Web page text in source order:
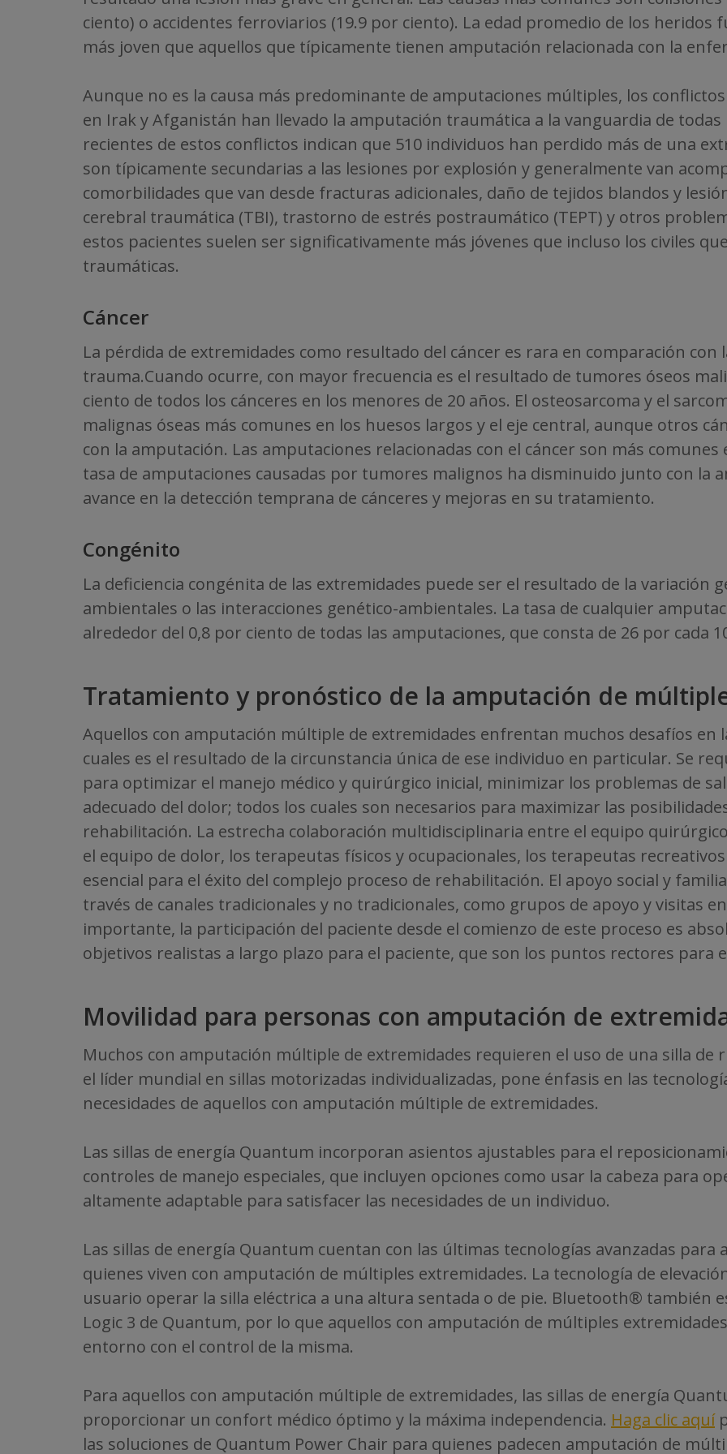
ciento) o accidentes ferroviarios (19.9 por ciento). La edad promedio de los heridos
más joven que aquellos que típicamente tienen amputación relacionada con la
Aunque no es la causa más predominante de amputaciones múltiples, los
en Irak y Afganistán han llevado la amputación traumática a la vanguardia de
recientes de estos conflictos indican que 510 individuos han perdido más de una
son típicamente secundarias a las lesiones por explosión y generalmente van
comorbilidades que van desde fracturas adicionales, daño de tejidos blandos y
cerebral traumática (TBI), trastorno de estrés postraumático (TEPT) y otros
estos pacientes suelen ser significativamente más jóvenes que incluso los civiles
traumáticas.
Cáncer
La pérdida de extremidades como resultado del cáncer es rara en comparación con
trauma.Cuando ocurre, con mayor frecuencia es el resultado de tumores óseos
ciento de todos los cánceres en los menores de 20 años. El osteosarcoma y el
malignas óseas más comunes en los huesos largos y el eje central, aunque otros
con la amputación. Las amputaciones relacionadas con el cáncer son más
tasa de amputaciones causadas por tumores malignos ha disminuido junto con la
avance en la detección temprana de cánceres y mejoras en su tratamiento.
Congénito
La deficiencia congénita de las extremidades puede ser el resultado de la variación
ambientales o las interacciones genético-ambientales. La tasa de cualquier
alrededor del 0,8 por ciento de todas las amputaciones, que consta de 26 por cada
Tratamiento y pronóstico de la amputación de
Aquellos con amputación múltiple de extremidades enfrentan muchos desafíos en
cuales es el resultado de la circunstancia única de ese individuo en particular. Se
para optimizar el manejo médico y quirúrgico inicial, minimizar los problemas de
adecuado del dolor; todos los cuales son necesarios para maximizar las
rehabilitación. La estrecha colaboración multidisciplinaria entre el equipo
el equipo de dolor, los terapeutas físicos y ocupacionales, los terapeutas
esencial para el éxito del complejo proceso de rehabilitación. El apoyo social y
través de canales tradicionales y no tradicionales, como grupos de apoyo y visitas
importante, la participación del paciente desde el comienzo de este proceso es
objetivos realistas a largo plazo para el paciente, que son los puntos rectores para
Movilidad para personas con amputación de
Muchos con amputación múltiple de extremidades requieren el uso de una silla de
el líder mundial en sillas motorizadas individualizadas, pone énfasis en las
necesidades de aquellos con amputación múltiple de extremidades.
Las sillas de energía Quantum incorporan asientos ajustables para el
controles de manejo especiales, que incluyen opciones como usar la cabeza para
altamente adaptable para satisfacer las necesidades de un individuo.
Las sillas de energía Quantum cuentan con las últimas tecnologías avanzadas
quienes viven con amputación de múltiples extremidades. La tecnología de
usuario operar la silla eléctrica a una altura sentada o de pie. Bluetooth® también
Logic 3 de Quantum, por lo que aquellos con amputación de múltiples
entorno con el control de la misma.
Para aquellos con amputación múltiple de extremidades, las sillas de energía
proporcionar un confort médico óptimo y la máxima independencia. Haga clic aquí
las soluciones de Quantum Power Chair para quienes padecen amputación de